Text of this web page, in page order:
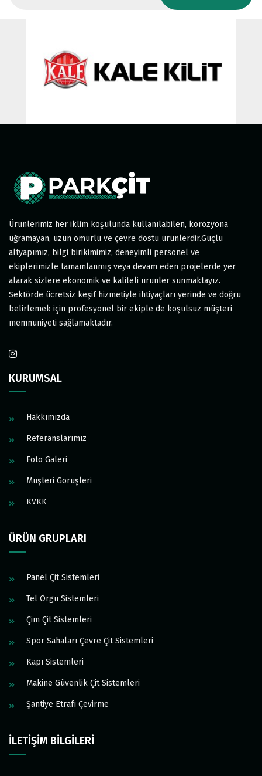
Ürünlerimiz her iklim koşulunda kullanılabilen, korozyona
uğramayan, uzun ömürlü ve çevre dostu ürünlerdir.Güçlü
altyapımız, bilgi birikimimiz, deneyimli personel ve
ekiplerimizle tamamlanmış veya devam eden projelerde yer
alarak sizlere ekonomik ve kaliteli ürünler sunmaktayız.
Sektörde ücretsiz keşif hizmetiyle ihtiyaçları yerinde ve doğru
belirlemek için profesyonel bir ekiple de koşulsuz müşteri
memnuniyeti sağlamaktadır.
KURUMSAL
Hakkımızda
Referanslarımız
Foto Galeri
Müşteri Görüşleri
KVKK
ÜRÜN GRUPLARI
Panel Çit Sistemleri
Tel Örgü Sistemleri
Çim Çit Sistemleri
Spor Sahaları Çevre Çit Sistemleri
Kapı Sistemleri
Makine Güvenlik Çit Sistemleri
Şantiye Etrafı Çevirme
İLETİŞİM BİLGİLERİ